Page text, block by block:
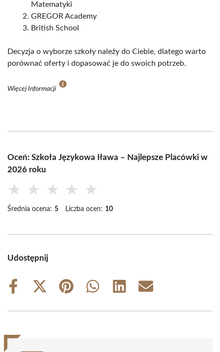
Matematyki
GREGOR Academy
British School
Decyzja o wyborze szkoły należy do Ciebie, dlatego warto
porównać oferty i dopasować je do swoich potrzeb.
Więcej Informacji
Oceń: Szkoła Językowa Iława – Najlepsze Placówki w
2026 roku
★ ★ ★ ★ ★
Średnia ocena: 5 Liczba ocen: 10
Udostępnij
Share
Share
(Twitter)
Share
Share
Share
Share